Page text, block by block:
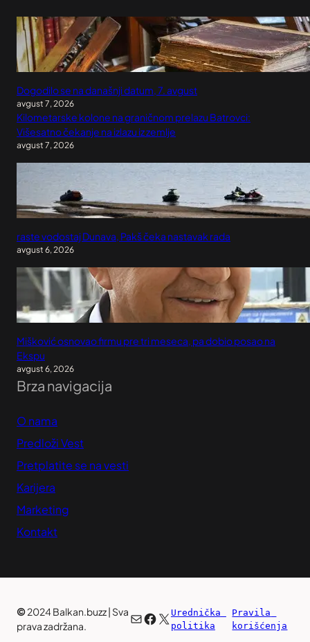
Dogodilo se na današnji datum, 7. avgust
avgust 7, 2026
Kilometarske kolone na graničnom prelazu Batrovci:
Višesatno čekanje na izlazu iz zemlje
avgust 7, 2026
raste vodostaj Dunava, Pakš čeka nastavak rada
avgust 6, 2026
Mišković osnovao firmu pre tri meseca, pa dobio posao na
Ekspu
avgust 6, 2026
Brza navigacija
O nama
Predloži Vest
Pretplatite se na vesti
Karijera
Marketing
Kontakt
©2024 Balkan.buzz | Sva
prava zadržana.
Mail
Facebook
X Urednička
politika
Pravila
korišćenja